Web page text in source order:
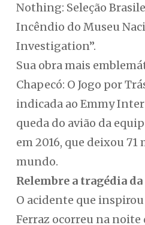
Nothing: Seleção
Incêndio do Museu
Investigation”.
Sua obra mais
Chapecó: O Jogo por
indicada ao Emmy
queda do avião da
em 2016, que deixou 71
mundo.
Relembre a tragédia
O acidente que
Ferraz ocorreu na noite